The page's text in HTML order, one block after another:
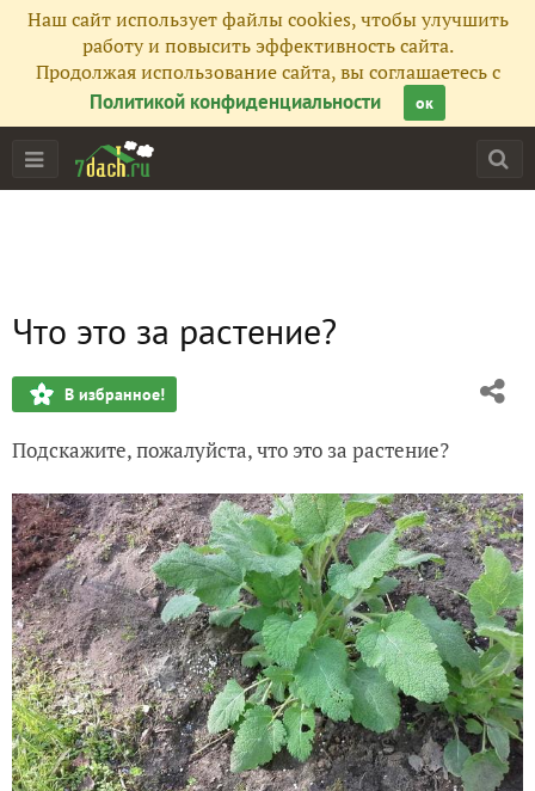
Наш сайт использует файлы cookies, чтобы улучшить
работу и повысить эффективность сайта.
Продолжая использование сайта, вы соглашаетесь с
Политикой конфиденциальности
ок
Что это за растение?
В избранное!
Подскажите, пожалуйста, что это за растение?